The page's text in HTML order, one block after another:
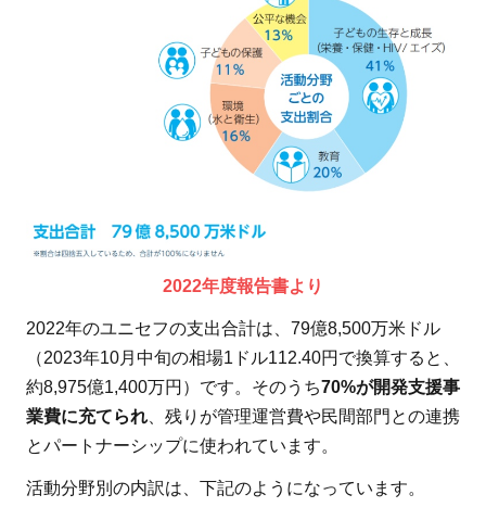
2022年度報告書より
2022年のユニセフの支出合計は、79億8,500万米ドル
（2023年10月中旬の相場1ドル112.40円で換算すると、
約8,975億1,400万円）です。そのうち70%が開発支援事
業費に充てられ 、残りが管理運営費や民間部門との連携
とパートナーシップに使われています。
活動分野別の内訳は、下記のようになっています。